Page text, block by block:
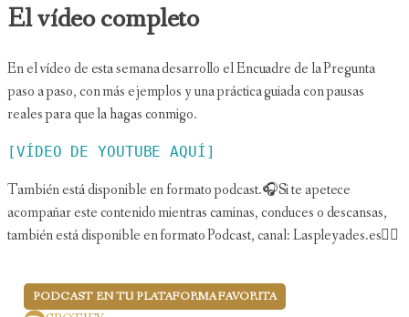
El vídeo completo
En el vídeo de esta semana desarrollo el Encuadre de la Pregunta
paso a paso, con más ejemplos y una práctica guiada con pausas
reales para que la hagas conmigo.
[VÍDEO DE YOUTUBE AQUÍ]
También está disponible en formato podcast.🎧Si te apetece
acompañar este contenido mientras caminas, conduces o descansas,
también está disponible en formato Podcast, canal: Laspleyades.es👇🏻
PODCAST EN TU PLATAFORMA FAVORITA